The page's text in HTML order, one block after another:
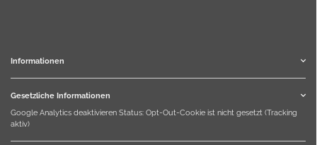
Informationen
Gesetzliche Informationen
Google Analytics deaktivieren Status: Opt-Out-Cookie ist nicht gesetzt (Tracking
aktiv)